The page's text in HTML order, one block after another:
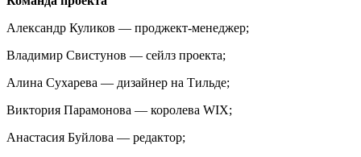
Александр Куликов — проджект-менеджер;
Владимир Свистунов — сейлз проекта;
Алина Сухарева — дизайнер на Тильде;
Виктория Парамонова — королева WIX;
Анастасия Буйлова — редактор;